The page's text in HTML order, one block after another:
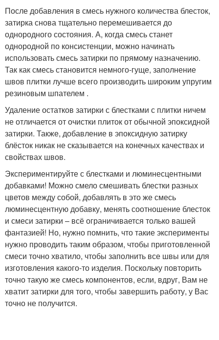
После добавления в смесь нужного количества блесток,
затирка снова тщательно перемешивается до
однородного состояния. А, когда смесь станет
однородной по консистенции, можно начинать
использовать смесь затирки по прямому назначению.
Так как смесь становится немного-гуще, заполнение
швов плитки лучше всего производить широким упругим
резиновым шпателем .
Удаление остатков затирки с блестками с плитки ничем
не отличается от очистки плиток от обычной эпоксидной
затирки. Также, добавление в эпоксидную затирку
блёсток никак не сказывается на конечных качествах и
свойствах швов.
Экспериментируйте с блестками и люминесцентными
добавками! Можно смело смешивать блестки разных
цветов между собой, добавлять в это же смесь
люминесцентную добавку, менять соотношение блесток
и смеси затирки – всё ограничивается только вашей
фантазией! Но, нужно помнить, что такие эксперименты
нужно проводить таким образом, чтобы приготовленной
смеси точно хватило, чтобы заполнить все швы или для
изготовления какого-то изделия. Поскольку повторить
точно такую же смесь компонентов, если, вдруг, Вам не
хватит затирки для того, чтобы завершить работу, у Вас
точно не получится.